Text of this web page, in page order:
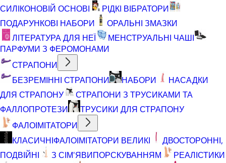
СИЛІКОНОВІЙ ОСНОВІ
РІДКІ ВІБРАТОРИ
ПОДАРУНКОВІ НАБОРИ
ОРАЛЬНІ ЗМАЗКИ
ЛІТЕРАТУРА ДЛЯ НЕЇ
МЕНСТРУАЛЬНІ ЧАШІ
ПАРФУМИ З ФЕРОМОНАМИ
СТРАПОНИ
БЕЗРЕМІННІ СТРАПОНИ
НАБОРИ
НАСАДКИ
ДЛЯ СТРАПОНУ
СТРАПОНИ З ТРУСИКАМИ ТА
ФАЛЛОПРОТЕЗИ
ТРУСИКИ ДЛЯ СТРАПОНУ
ФАЛОІМІТАТОРИ
КЛАСИЧНІФАЛОІМІТАТОРИ ВЕЛИКІ
ДВОСТОРОННІ,
ПОДВІЙНІ
З СІМ'ЯВИПОРСКУВАННЯМ
РЕАЛІСТИКИ